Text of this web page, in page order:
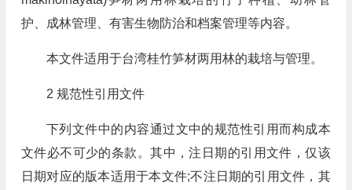
护、成林管理、有害生物防治和档案管理等内容。
本文件适用于台湾桂竹笋材两用林的栽培与管理。
2 规范性引用文件
下列文件中的内容通过文中的规范性引用而构成本
文件必不可少的条款。其中，注日期的引用文件，仅该
日期对应的版本适用于本文件;不注日期的引用文件，其